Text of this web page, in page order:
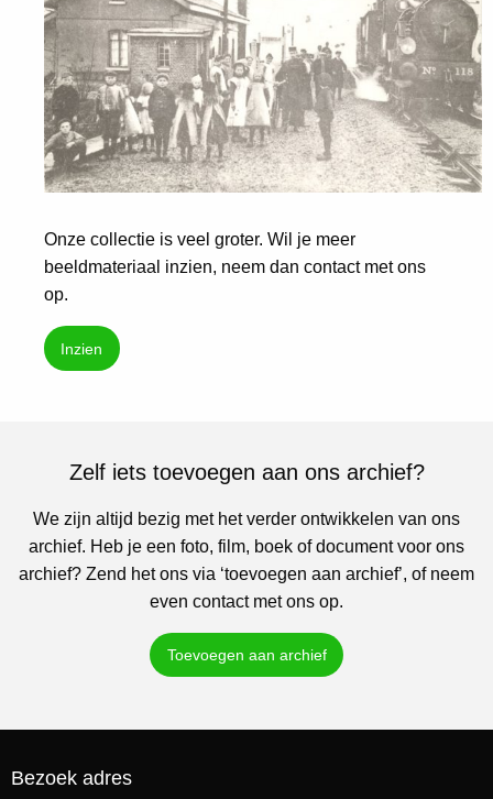
Onze collectie is veel groter. Wil je meer
beeldmateriaal inzien, neem dan contact met ons
op.
Inzien
Zelf iets toevoegen aan ons archief?
We zijn altijd bezig met het verder ontwikkelen van ons
archief. Heb je een foto, film, boek of document voor ons
archief? Zend het ons via ‘toevoegen aan archief’, of neem
even contact met ons op.
Toevoegen aan archief
Bezoek adres